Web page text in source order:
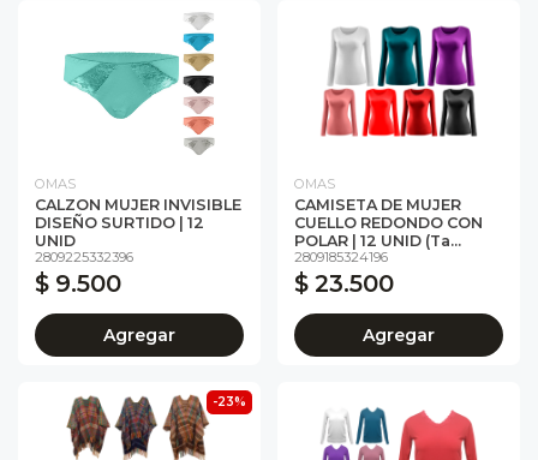
OMAS
CALZON MUJER INVISIBLE
DISEÑO SURTIDO | 12
UNID
2809225332396
$ 9.500
Agregar
OMAS
CAMISETA DE MUJER
CUELLO REDONDO CON
POLAR | 12 UNID (Ta...
2809185324196
$ 23.500
Agregar
-23%